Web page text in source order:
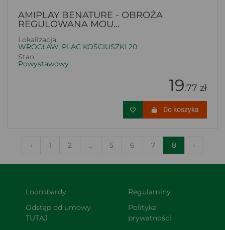
AMIPLAY BENATURE - OBROŻA
REGULOWANA MOU...
Lokalizacja:
WROCŁAW, PLAC KOŚCIUSZKI 20
Stan:
Powystawowy
19.77 zł
Do koszyka
‹ 1 2 ... 5 6 7 8 ›
Loombardy
Odstąp od umowy
TUTAJ
Regulaminy
Polityka
prywatności